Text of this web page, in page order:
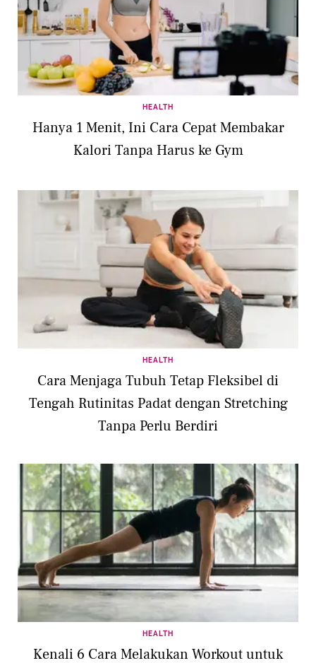
HEALTH
Hanya 1 Menit, Ini Cara Cepat Membakar
Kalori Tanpa Harus ke Gym
HEALTH
Cara Menjaga Tubuh Tetap Fleksibel di
Tengah Rutinitas Padat dengan Stretching
Tanpa Perlu Berdiri
HEALTH
Kenali 6 Cara Melakukan Workout untuk